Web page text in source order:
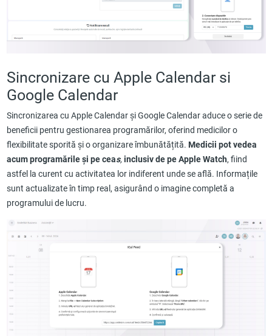
Sincronizare cu Apple Calendar si
Google Calendar
Sincronizarea cu Apple Calendar și Google Calendar aduce o serie de
beneficii pentru gestionarea programărilor, oferind medicilor o
flexibilitate sporită și o organizare îmbunătățită. Medicii pot vedea
acum programările și pe ceas,inclusiv de pe Apple Watch, fiind
astfel la curent cu activitatea lor indiferent unde se află. Informațile
sunt actualizate în timp real, asigurând o imagine completă a
programului de lucru.